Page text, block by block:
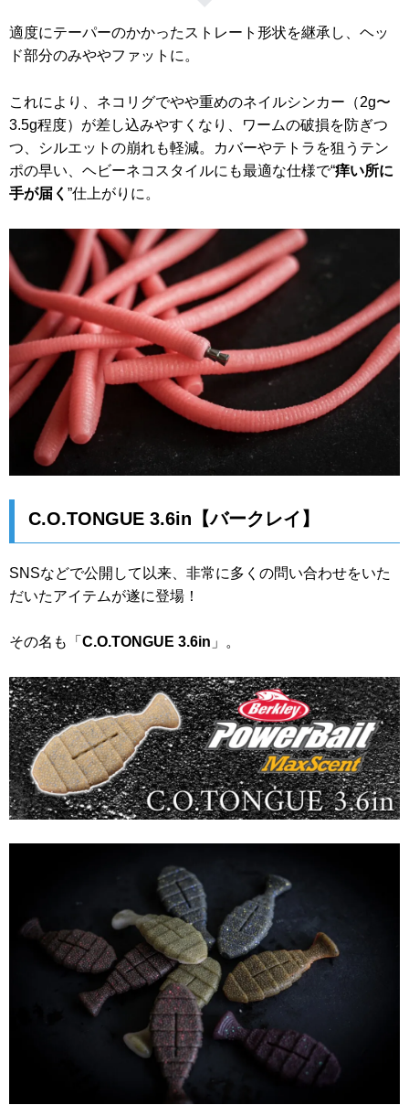
適度にテーパーのかかったストレート形状を継承し、ヘッ
ド部分のみややファットに。
これにより、ネコリグでやや重めのネイルシンカー（2g〜
3.5g程度）が差し込みやすくなり、ワームの破損を防ぎつ
つ、シルエットの崩れも軽減。カバーやテトラを狙うテン
ポの早い、ヘビーネコスタイルにも最適な仕様で“痒い所に
手が届く ”仕上がりに。
C.O.TONGUE 3.6in【バークレイ】
SNSなどで公開して以来、非常に多くの問い合わせをいた
だいたアイテムが遂に登場！
その名も「 C.O.TONGUE 3.6in 」。